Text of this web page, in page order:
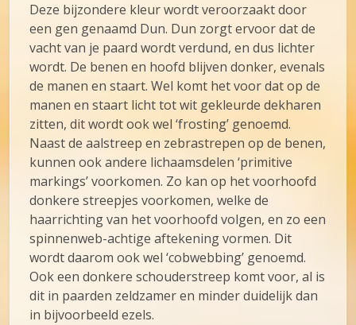
Deze bijzondere kleur wordt veroorzaakt door
een gen genaamd Dun. Dun zorgt ervoor dat de
vacht van je paard wordt verdund, en dus lichter
wordt. De benen en hoofd blijven donker, evenals
de manen en staart. Wel komt het voor dat op de
manen en staart licht tot wit gekleurde dekharen
zitten, dit wordt ook wel ‘frosting’ genoemd.
Naast de aalstreep en zebrastrepen op de benen,
kunnen ook andere lichaamsdelen ‘primitive
markings’ voorkomen. Zo kan op het voorhoofd
donkere streepjes voorkomen, welke de
haarrichting van het voorhoofd volgen, en zo een
spinnenweb-achtige aftekening vormen. Dit
wordt daarom ook wel ‘cobwebbing’ genoemd.
Ook een donkere schouderstreep komt voor, al is
dit in paarden zeldzamer en minder duidelijk dan
in bijvoorbeeld ezels.